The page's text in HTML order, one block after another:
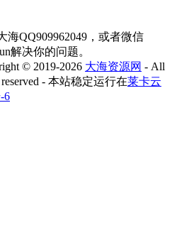
海QQ909962049，或者微信
解决你的问题。
© 2019-2026 大海资源网 - All
reserved - 本站稳定运行在莱卡云
6